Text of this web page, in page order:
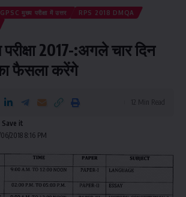
मुख्य परीक्षा में उत्तर
RPS 2018 DMQA
2017-:अगले चार दिन
फैसला करेंगे
2018 8:16 PM
12 Min Read